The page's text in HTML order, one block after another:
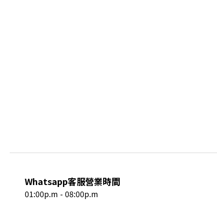
Whatsapp客服營業時間
01:00p.m - 08:00p.m